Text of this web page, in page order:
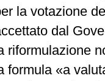
la votazione
dal
riformulazione
formula «a